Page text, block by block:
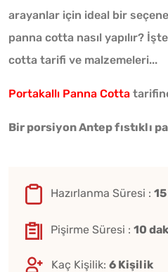
arayanlar için ideal bir
panna cotta nasıl yapılır?
cotta tarifi ve malzemeleri...
Portakallı Panna Cotta
Bir porsiyon Antep fıstıklı
Hazırlanma Süresi :
Pişirme Süresi : 10
Kaç Kişilik: 6 Kişilik